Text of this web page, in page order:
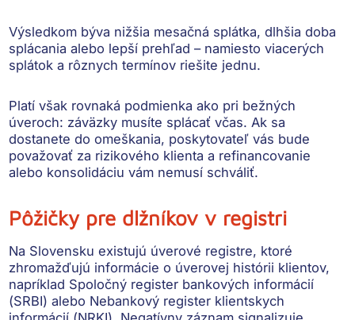
Výsledkom býva nižšia mesačná splátka, dlhšia doba
splácania alebo lepší prehľad – namiesto viacerých
splátok a rôznych termínov riešite jednu.
Platí však rovnaká podmienka ako pri bežných
úveroch: záväzky musíte splácať včas. Ak sa
dostanete do omeškania, poskytovateľ vás bude
považovať za rizikového klienta a refinancovanie
alebo konsolidáciu vám nemusí schváliť.
Pôžičky pre dlžníkov v registri
Na Slovensku existujú úverové registre, ktoré
zhromažďujú informácie o úverovej histórii klientov,
napríklad Spoločný register bankových informácií
(SRBI) alebo Nebankový register klientskych